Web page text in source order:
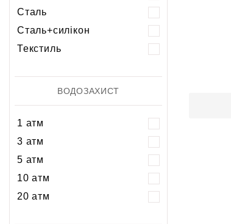
Сталь
Сталь+силікон
Текстиль
ВОДОЗАХИСТ
1 атм
3 атм
5 атм
10 атм
20 атм